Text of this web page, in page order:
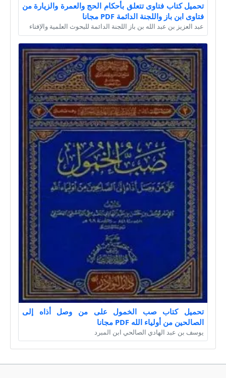
تحميل كتاب فتاوى تتعلق بأحكام الحج والعمرة والزيارة من
فتاوى ابن باز واللجنة الدائمة PDF مجانا
عبد العزيز بن عبد الله بن باز اللجنة الدائمة للبحوث العلمية والإفتاء
تحميل كتاب صب الخمول على من وصل أذاه إلى
الصالحين من أولياء الله PDF مجانا
يوسف بن عبد الهادي الصالحي ابن المبرد